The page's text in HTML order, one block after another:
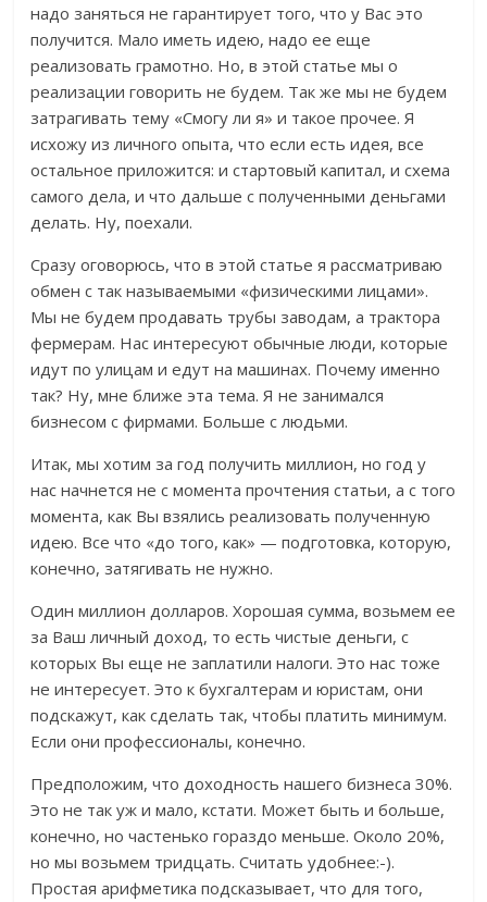
надо заняться не гарантирует того, что у Вас это
получится. Мало иметь идею, надо ее еще
реализовать грамотно. Но, в этой статье мы о
реализации говорить не будем. Так же мы не будем
затрагивать тему «Смогу ли я» и такое прочее. Я
исхожу из личного опыта, что если есть идея, все
остальное приложится: и стартовый капитал, и схема
самого дела, и что дальше с полученными деньгами
делать. Ну, поехали.
Сразу оговорюсь, что в этой статье я рассматриваю
обмен с так называемыми «физическими лицами».
Мы не будем продавать трубы заводам, а трактора
фермерам. Нас интересуют обычные люди, которые
идут по улицам и едут на машинах. Почему именно
так? Ну, мне ближе эта тема. Я не занимался
бизнесом с фирмами. Больше с людьми.
Итак, мы хотим за год получить миллион, но год у
нас начнется не с момента прочтения статьи, а с того
момента, как Вы взялись реализовать полученную
идею. Все что «до того, как» — подготовка, которую,
конечно, затягивать не нужно.
Один миллион долларов. Хорошая сумма, возьмем ее
за Ваш личный доход, то есть чистые деньги, с
которых Вы еще не заплатили налоги. Это нас тоже
не интересует. Это к бухгалтерам и юристам, они
подскажут, как сделать так, чтобы платить минимум.
Если они профессионалы, конечно.
Предположим, что доходность нашего бизнеса 30%.
Это не так уж и мало, кстати. Может быть и больше,
конечно, но частенько гораздо меньше. Около 20%,
но мы возьмем тридцать. Считать удобнее:-).
Простая арифметика подсказывает, что для того,